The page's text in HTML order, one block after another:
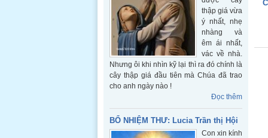
thập giá vừa
ý nhất, nhẹ
nhàng và
êm ái nhất,
vác về nhà.
Nhưng ôi khi nhìn kỹ lại thì ra đó chính là
cây thập giá đầu tiên mà Chúa đã trao
cho anh ngày nào !
Đọc thêm
BỔ NHIỆM THƯ: Lucia Trần thị Hội
Con xin kính